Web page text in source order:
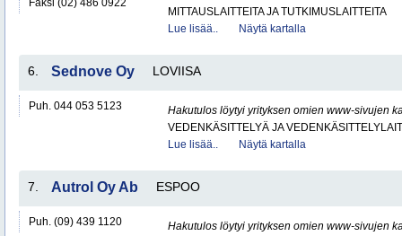
Faksi (02) 486 0922
MITTAUSLAITTEITA JA TUTKIMUSLAITTEITA
Lue lisää..
Näytä kartalla
6. Sednove Oy LOVIISA
Puh. 044 053 5123
Hakutulos löytyi yrityksen omien www-sivujen
VEDENKÄSITTELYÄ JA
Lue lisää..
Näytä kartalla
7. Autrol Oy Ab ESPOO
Puh. (09) 439 1120
Hakutulos löytyi yrityksen omien www-sivujen